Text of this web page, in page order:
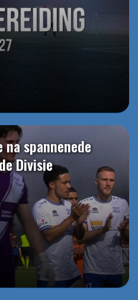
spannenede
Divisie